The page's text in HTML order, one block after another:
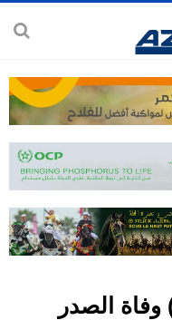
الثالثة ابا حماد (3) وفاة الصدر